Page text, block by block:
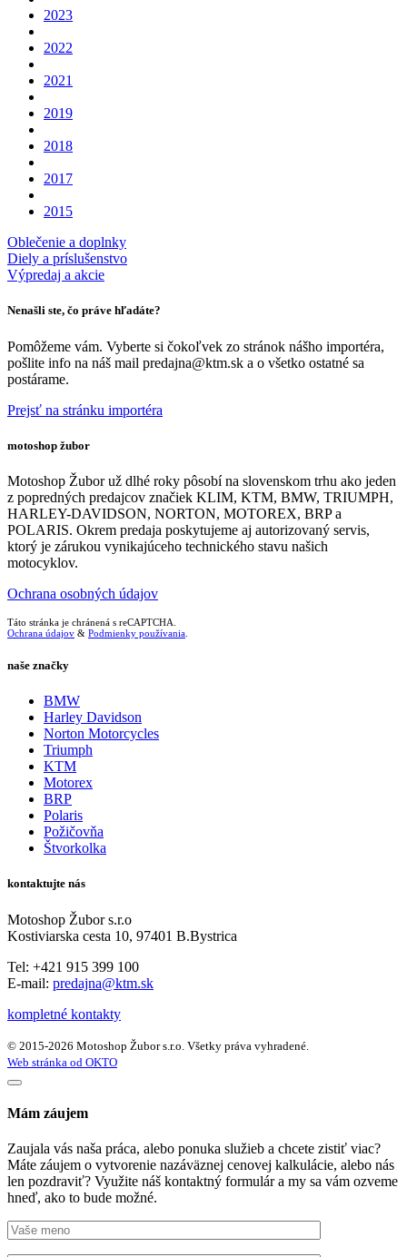
2023
2022
2021
2019
2018
2017
2015
Oblečenie a doplnky
Diely a príslušenstvo
Výpredaj a akcie
Nenašli ste, čo práve hľadáte?
Pomôžeme vám. Vyberte si čokoľvek zo stránok nášho importéra,
pošlite info na náš mail predajna@ktm.sk a o všetko ostatné sa
postárame.
Prejsť na stránku importéra
motoshop žubor
Motoshop Žubor už dlhé roky pôsobí na slovenskom trhu ako jeden
z popredných predajcov značiek KLIM, KTM, BMW, TRIUMPH,
HARLEY-DAVIDSON, NORTON, MOTOREX, BRP a
POLARIS. Okrem predaja poskytujeme aj autorizovaný servis,
ktorý je zárukou vynikajúceho technického stavu našich
motocyklov.
Ochrana osobných údajov
Táto stránka je chránená s reCAPTCHA.
Ochrana údajov & Podmienky používania
naše značky
BMW
Harley Davidson
Norton Motorcycles
Triumph
KTM
Motorex
BRP
Polaris
Požičovňa
Štvorkolka
kontaktujte nás
Motoshop Žubor s.r.o
Kostiviarska cesta 10, 97401 B.Bystrica
Tel: +421 915 399 100
E-mail: predajna@ktm.sk
kompletné kontakty
© 2015-2026 Motoshop Žubor s.r.o. Všetky práva vyhradené.
Web stránka od OKTO
Mám záujem
Zaujala vás naša práca, alebo ponuka služieb a chcete zistiť viac?
Máte záujem o vytvorenie nazáväznej cenovej kalkulácie, alebo nás
len pozdraviť? Využite náš kontaktný formulár a my sa vám ozveme
hneď, ako to bude možné.